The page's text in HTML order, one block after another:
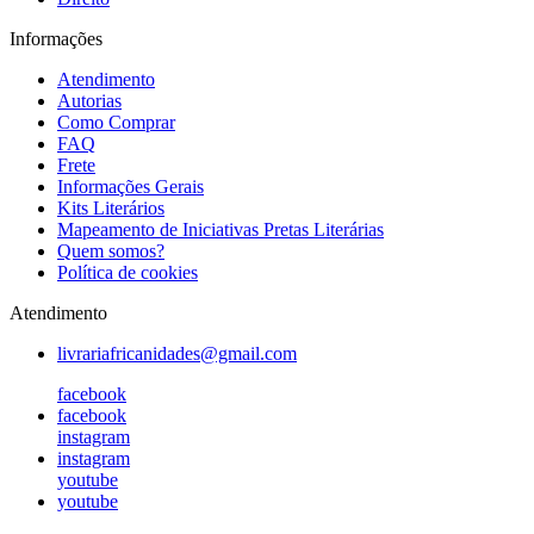
Informações
Atendimento
Autorias
Como Comprar
FAQ
Frete
Informações Gerais
Kits Literários
Mapeamento de Iniciativas Pretas Literárias
Quem somos?
Política de cookies
Atendimento
livrariafricanidades@gmail.com
facebook
facebook
instagram
instagram
youtube
youtube